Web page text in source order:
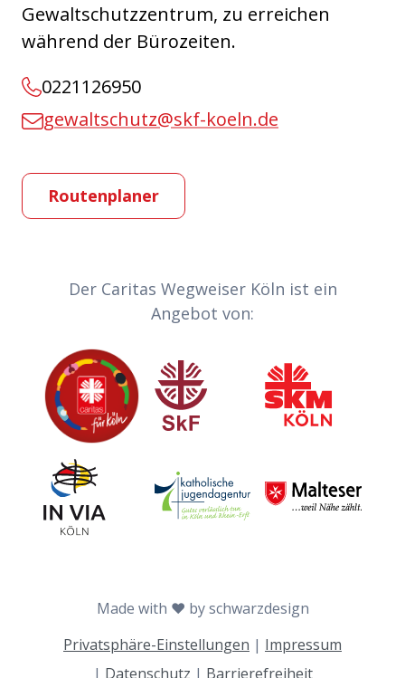
Gewaltschutzzentrum, zu erreichen
während der Bürozeiten.
0221126950
gewaltschutz@skf-koeln.de
Routenplaner
Partner-LinksDer Caritas Wegweiser Köln ist ein
Angebot von:
Caritas
Sozialdienst katholischer
Sozialdienst
Invia
Katholische Jugendagentur Köln
Malteser
Made with ♥ by schwarzdesign
Privatsphäre-Einstellungen | Impressum
| Datenschutz | Barrierefreiheit